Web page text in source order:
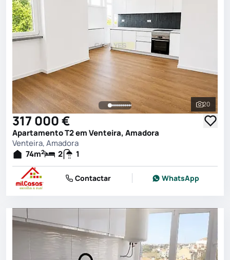
Ver
20
317 000 €
Apartamento T2 em Venteira, Amadora
Venteira, Amadora
74m2 2 1
Contactar WhatsApp